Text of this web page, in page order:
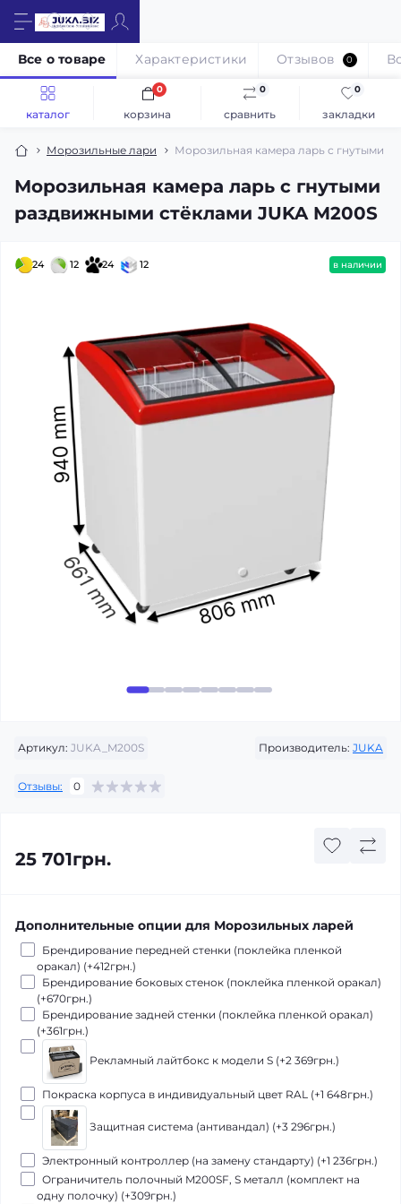
каталог сравнить
0
закладки
0
корзина
0
Морозильные лари Морозильная камера ларь с гнутыми
Морозильная камера ларь с гнутыми
раздвижными стёклами JUKA M200S
Все о товаре Характеристики Отзывов 0
24 12 24 12 в наличии
Артикул: JUKA_M200S Производитель: JUKA
Отзывы: 0
25 701грн.
Дополнительные опции для Морозильных ларей
Брендирование передней стенки (поклейка пленкой
оракал) (+412грн.)
Брендирование боковых стенок (поклейка пленкой оракал)
(+670грн.)
Брендирование задней стенки (поклейка пленкой оракал)
(+361грн.)
Рекламный лайтбокс к модели S (+2 369грн.)
Покраска корпуса в индивидуальный цвет RAL (+1 648грн.)
Защитная система (антивандал) (+3 296грн.)
Электронный контроллер (на замену стандарту) (+1 236грн.)
Ограничитель полочный M200SF, S металл (комплект на
одну полочку) (+309грн.)